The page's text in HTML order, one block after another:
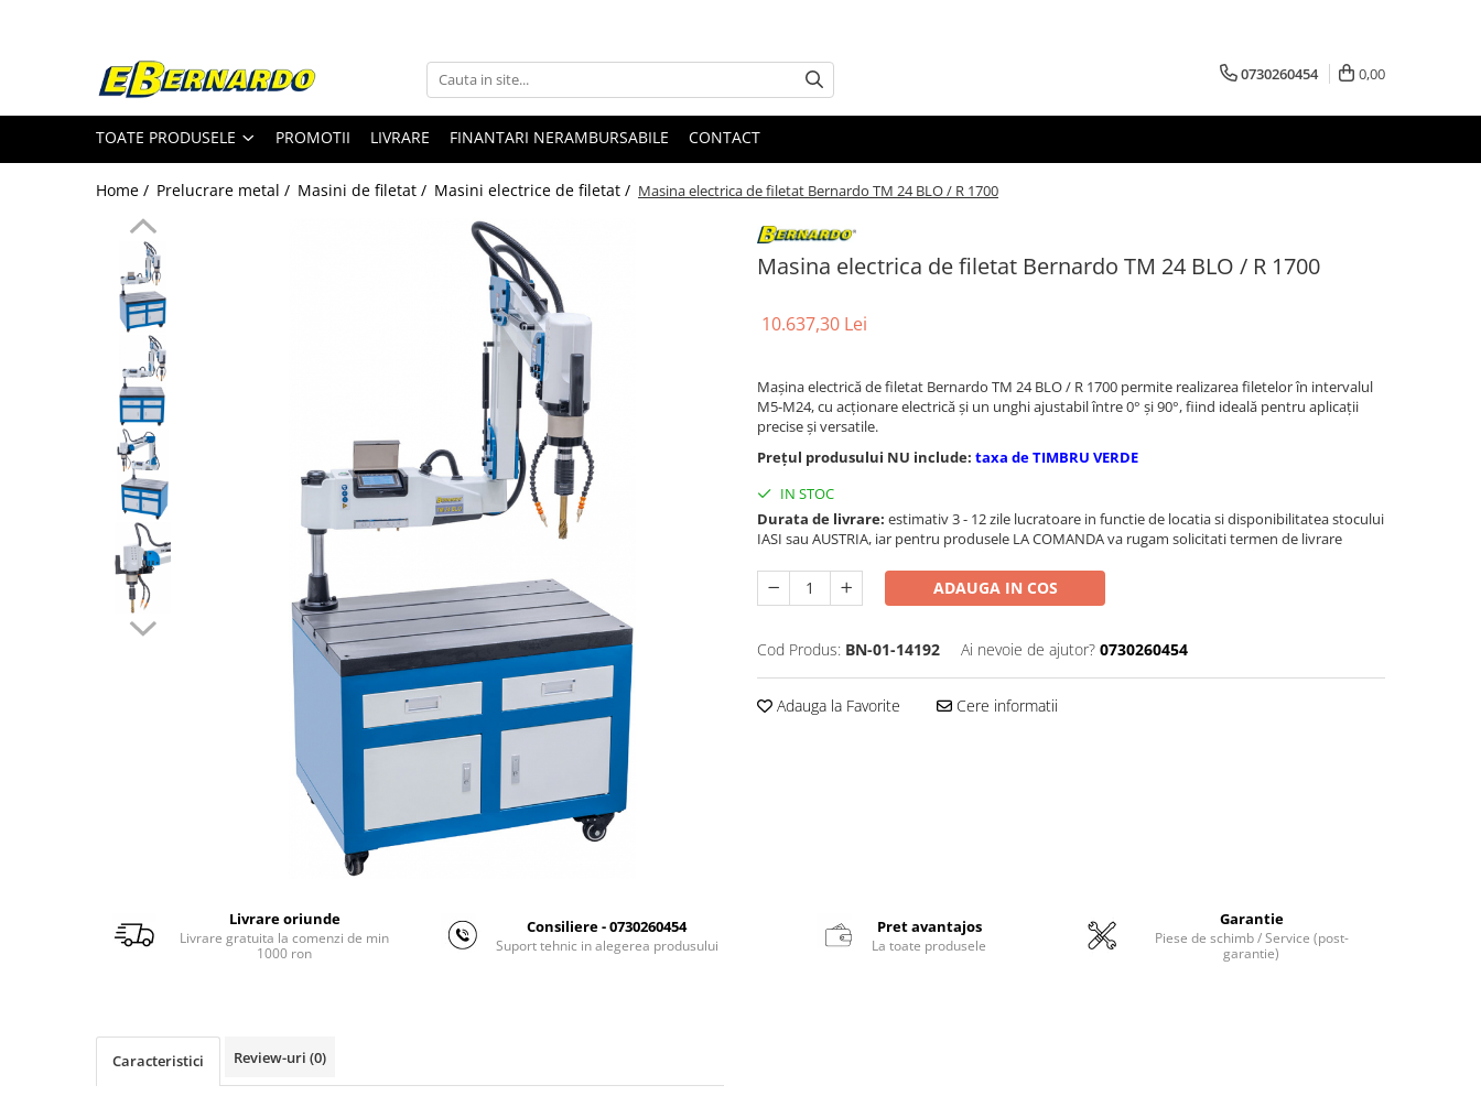
Toate Produsele
Prelucrare metal
Fierastraie pentru metal
Ferastraie mobile pentru metal
Ferastraie orizontale pentru metal
Ferastraie circulare pentru metal
Dispozitive de sudare pentru panze
Ferastraie automate cu banda si
Ferastraie metal cu banda si taiere
dubla semiautomate
Ferastraie prelucrare metal cu
banda si taiere dubla
Ferastraie verticale
Strunguri pentru metal
Strunguri CNC
Strunguri cu cutie de viteze
Strunguri cu surub de ghidare
Masini de gaurit cu angrenaj, masa
Masini de gaurit cu coloana si
curea de distributie
0730260454 0,00
TOATE PRODUSELE PROMOTII LIVRARE FINANTARI NERAMBURSABILE CONTACT
Home / Prelucrare metal / Masini de filetat / Masini electrice de filetat / Masina electrica de filetat Bernardo TM 24 BLO / R 1700
Masina electrica de filetat Bernardo TM 24 BLO / R 1700
10.637,30 Lei
Mașina electrică de filetat Bernardo TM 24 BLO / R 1700 permite realizarea filetelor în intervalul
M5-M24, cu acționare electrică și un unghi ajustabil între 0° și 90°, fiind ideală pentru aplicații
precise și versatile.
Prețul produsului NU include: taxa de TIMBRU VERDE
IN STOC
Durata de livrare: estimativ 3 - 12 zile lucratoare in functie de locatia si disponibilitatea stocului
IASI sau AUSTRIA, iar pentru produsele LA COMANDA va rugam solicitati termen de livrare
ADAUGA IN COS
Cod Produs: BN-01-14192 Ai nevoie de ajutor? 0730260454
Adauga la Favorite Cere informatii
Livrare oriunde
Livrare gratuita la comenzi de min
1000 ron
Consiliere - 0730260454
Suport tehnic in alegerea produsului
Pret avantajos
La toate produsele
Garantie
Piese de schimb / Service (post-
garantie)
Caracteristici Review-uri (0)